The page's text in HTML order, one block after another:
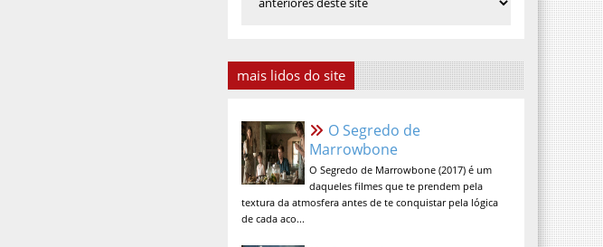
mais lidos do site
O Segredo de Marrowbone
O Segredo de Marrowbone (2017) é um
daqueles filmes que te prendem pela
textura da atmosfera antes de te
conquistar pela lógica de cada aco...